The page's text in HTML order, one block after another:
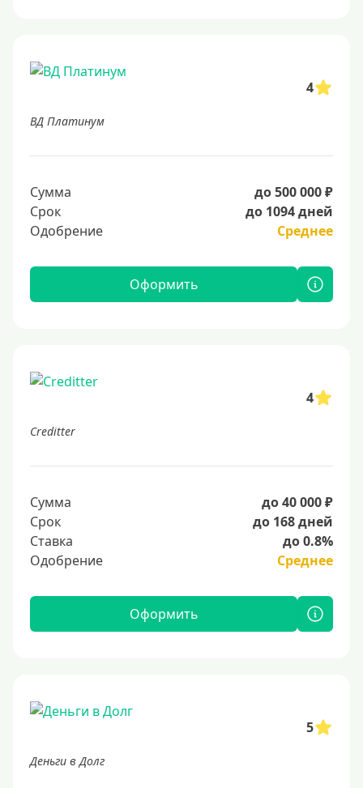
4
ВД Платинум
Сумма
до 500 000 ₽
Срок
до 1094 дней
Одобрение
Среднее
Оформить
4
Creditter
Сумма
до 40 000 ₽
Срок
до 168 дней
Ставка
до 0.8%
Одобрение
Среднее
Оформить
5
Деньги в Долг